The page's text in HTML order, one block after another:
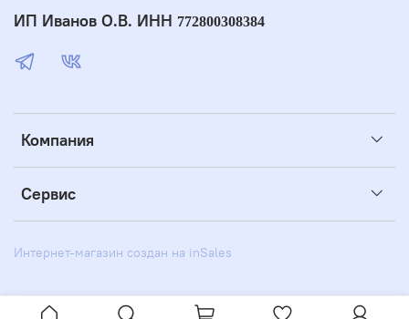
Компания
Сервис
ИП Иванов О.В. ИНН 772800308384
Интернет-магазин создан на inSales